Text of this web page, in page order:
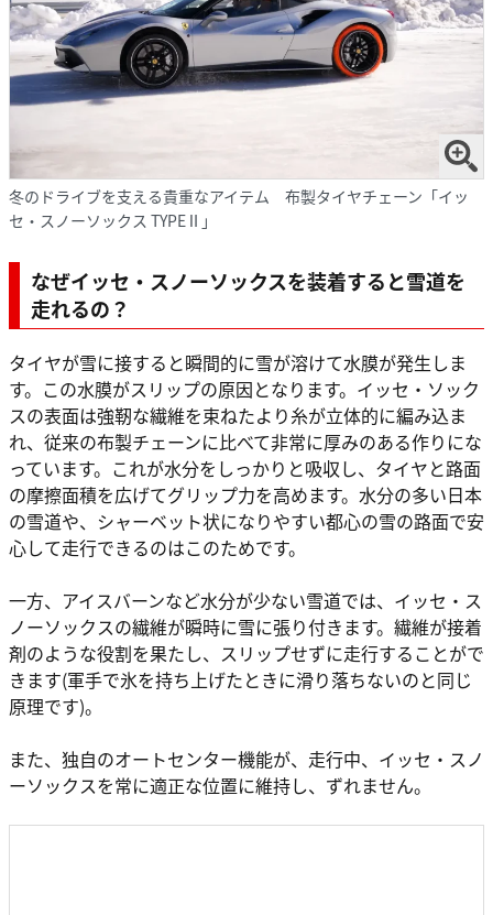
冬のドライブを支える貴重なアイテム 布製タイヤチェーン「イッ
セ・スノーソックス TYPEⅡ」
なぜイッセ・スノーソックスを装着すると雪道を
走れるの？
タイヤが雪に接すると瞬間的に雪が溶けて水膜が発生しま
す。この水膜がスリップの原因となります。イッセ・ソック
スの表面は強靭な繊維を束ねたより糸が立体的に編み込ま
れ、従来の布製チェーンに比べて非常に厚みのある作りにな
っています。これが水分をしっかりと吸収し、タイヤと路面
の摩擦面積を広げてグリップ力を高めます。水分の多い日本
の雪道や、シャーベット状になりやすい都心の雪の路面で安
心して走行できるのはこのためです。
一方、アイスバーンなど水分が少ない雪道では、イッセ・ス
ノーソックスの繊維が瞬時に雪に張り付きます。繊維が接着
剤のような役割を果たし、スリップせずに走行することがで
きます(軍手で氷を持ち上げたときに滑り落ちないのと同じ
原理です)。
また、独自のオートセンター機能が、走行中、イッセ・スノ
ーソックスを常に適正な位置に維持し、ずれません。